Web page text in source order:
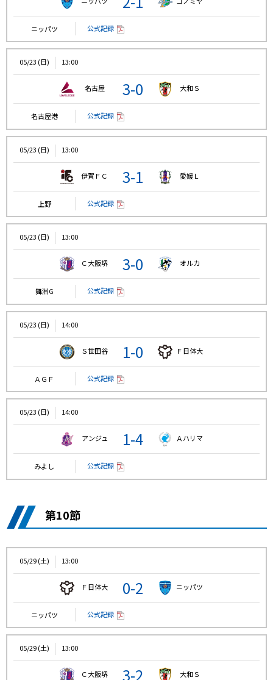
ニッパツ 公式記録
05/23 (日) 13:00
名古屋 3-0 大和Ｓ
名古屋港 公式記録
05/23 (日) 13:00
伊賀ＦＣ 3-1 愛媛Ｌ
上野 公式記録
05/23 (日) 13:00
Ｃ大阪堺 3-0 オルカ
舞洲G 公式記録
05/23 (日) 14:00
Ｓ世田谷 1-0 Ｆ日体大
ＡＧＦ 公式記録
05/23 (日) 14:00
アンジュ 1-4 Ａハリマ
みよし 公式記録
第10節
05/29 (土) 13:00
Ｆ日体大 0-2 ニッパツ
ニッパツ 公式記録
05/29 (土) 13:00
Ｃ大阪堺 3-2 大和Ｓ